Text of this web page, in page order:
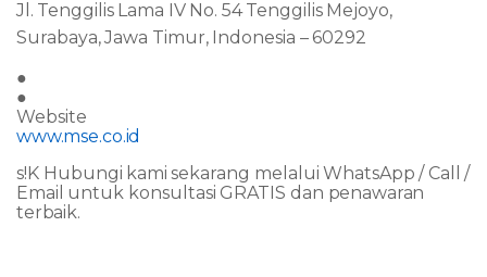
Jl. Tenggilis Lama IV No. 54 Tenggilis Mejoyo,
Surabaya,Jawa Timur, Indonesia – 60292
●
●
Website
www.mse.co.id
s!K Hubungi kami sekarang melalui WhatsApp / Call
/
Email untuk konsultasi GRATIS dan penawaran
terbaik.